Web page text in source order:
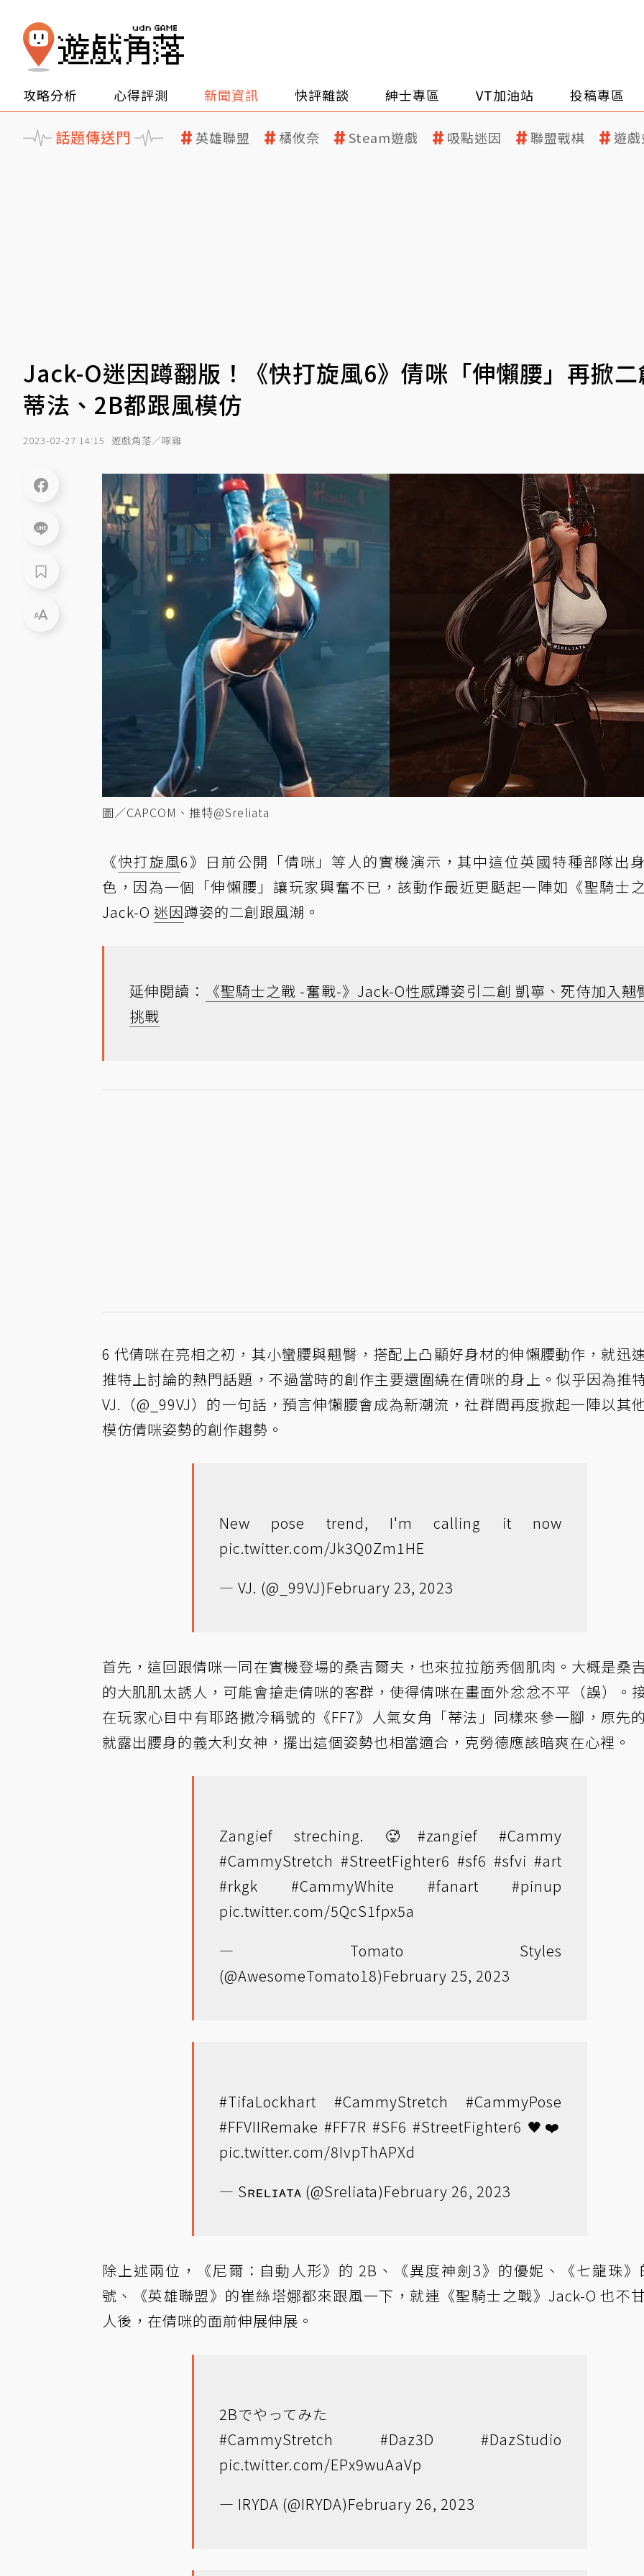
攻略分析 心得評測 新聞資訊 快評雜談 紳士專區 VT加油站 投稿專區
話題傳送門 英雄聯盟 橘攸奈 Steam遊戲 吸點迷因 聯盟戰棋 遊
Jack-O迷因蹲翻版！《快打旋風6》倩咪「伸懶腰」再掀二
蒂法、2B都跟風模仿
2023-02-27 14:15 遊戲角落／啄雞
圖／CAPCOM、推特@Sreliata
《快打旋風6》日前公開「倩咪」等人的實機演示，其中這位英國特種部隊出
色，因為一個「伸懶腰」讓玩家興奮不已，該動作最近更颳起一陣如《聖騎士之
Jack-O 迷因蹲姿的二創跟風潮。
延伸閱讀：
《聖騎士之戰 -奮戰-》Jack-O性感蹲姿引二創 凱寧、死侍加入翹
挑戰
6 代倩咪在亮相之初，其小蠻腰與翹臀，搭配上凸顯好身材的伸懶腰動作，就迅
推特上討論的熱門話題，不過當時的創作主要還圍繞在倩咪的身上。似乎因為推
VJ.（@_99VJ）的一句話，預言伸懶腰會成為新潮流，社群間再度掀起一陣以其
模仿倩咪姿勢的創作趨勢。
New pose trend, I'm calling it now
pic.twitter.com/Jk3Q0Zm1HE
— VJ. (@_99VJ)February 23, 2023
首先，這回跟倩咪一同在實機登場的桑吉爾夫，也來拉拉筋秀個肌肉。大概是桑
的大肌肌太誘人，可能會搶走倩咪的客群，使得倩咪在畫面外忿忿不平（誤）。
在玩家心目中有耶路撒冷稱號的《FF7》人氣女角「蒂法」同樣來參一腳，原先
就露出腰身的義大利女神，擺出這個姿勢也相當適合，克勞德應該暗爽在心裡。
Zangief streching. 🥵 #zangief
#Cammy
#CammyStretch #StreetFighter6 #sf6 #sfvi #art
#rkgk
#CammyWhite #fanart
#pinup
pic.twitter.com/5QcS1fpx5a
— Tomato Styles
(@AwesomeTomato18)February 25, 2023
#TifaLockhart #CammyStretch
#CammyPose
#FFVIIRemake #FF7R #SF6 #StreetFighter6 🖤❤️
pic.twitter.com/8IvpThAPXd
— Sʀᴇʟɪᴀᴛᴀ (@Sreliata)February 26, 2023
除上述兩位，《尼爾：自動人形》的 2B、《異度神劍3》的優妮、《七龍珠》
號、《英雄聯盟》的崔絲塔娜都來跟風一下，就連《聖騎士之戰》Jack-O 也不
人後，在倩咪的面前伸展伸展。
2Bでやってみた
#CammyStretch
#Daz3D
#DazStudio
pic.twitter.com/EPx9wuAaVp
— IRYDA (@IRYDA)February 26, 2023